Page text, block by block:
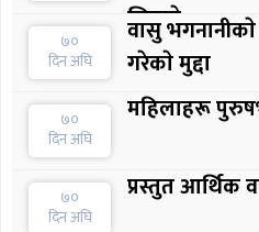
लिइयाे
७०
दिन अघि
वासु
गरेकाे मुद्दा
७०
दिन अघि
महिलाहरू
७०
दिन अघि
प्रस्तुत आर्थिक